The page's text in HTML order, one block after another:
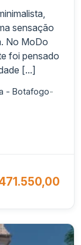
sensação
No MoDo
foi pensado
[...]
- Botafogo-